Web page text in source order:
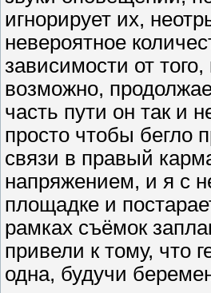
игнорирует их,
невероятное
зависимости от
возможно,
часть пути он так и
просто чтобы бегло
связи в правый
напряжением, и я с
площадке и
рамках съёмок
привели к тому, что
одна, будучи